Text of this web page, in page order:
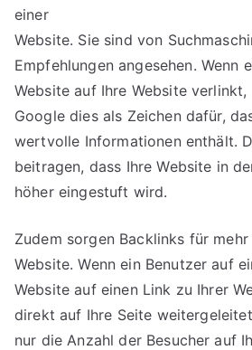
einer
Website. Sie sind von
Empfehlungen angesehen. Wenn
Website auf Ihre Website
Google dies als Zeichen dafür,
wertvolle Informationen enthält.
beitragen, dass Ihre Website in
höher eingestuft wird.
Zudem sorgen Backlinks für
Website. Wenn ein Benutzer auf
Website auf einen Link zu Ihrer
direkt auf Ihre Seite
nur die Anzahl der Besucher auf